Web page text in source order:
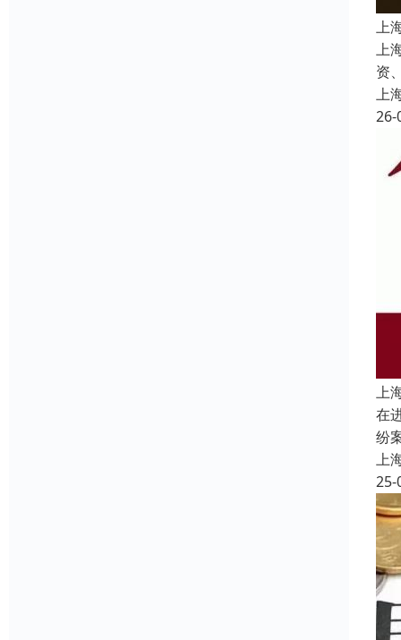
上
上
资
上
26-
上
在
纷
上
25-